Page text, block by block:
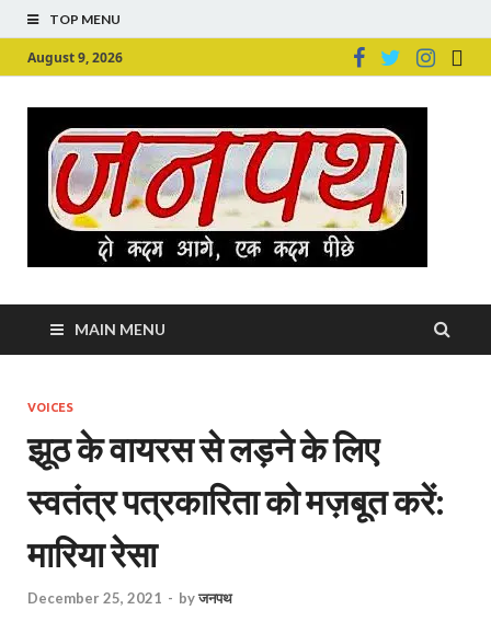
TOP MENU
August 9, 2026
MAIN MENU
VOICES
झूठ के वायरस से लड़ने के लिए
स्वतंत्र पत्रकारिता को मज़बूत करें:
मारिया रेसा
December 25, 2021 - byजनपथ